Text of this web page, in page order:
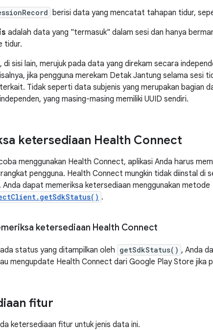
berisi data yang mencatat tahapan tidur,
adalah data yang "termasuk" dalam sesi dan hanya
tidur.
, di sisi lain, merujuk pada data yang direkam secara
jika pengguna merekam Detak Jantung selama sesi
Tidak seperti data subjenis yang merupakan bagian
yang masing-masing memiliki UUID sendiri.
ketersediaan Health Connect
menggunakan Health Connect, aplikasi Anda harus
pengguna. Health Connect mungkin tidak diinstal di
Anda dapat memeriksa ketersediaan menggunakan metode
.
ketersediaan Health Connect
status yang ditampilkan oleh getSdkStatus() , Anda
mengupdate Health Connect dari Google Play Store jika
fitur
ketersediaan fitur untuk jenis data ini.